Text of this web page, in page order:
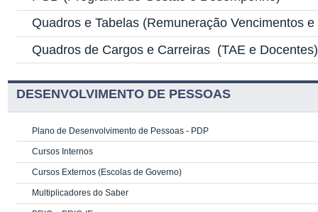
Quadros e Tabelas (Remuneração Vencimentos
Quadros de Cargos e Carreiras (TAE e Docentes)
DESENVOLVIMENTO DE PESSOAS
Plano de Desenvolvimento de Pessoas - PDP
Cursos Internos
Cursos Externos (Escolas de Governo)
Multiplicadores do Saber